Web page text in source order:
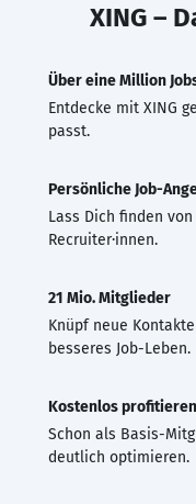
XING –
Über eine Million
Entdecke mit XING
passt.
Persönliche Job-
Lass Dich finden
Recruiter·innen.
21 Mio. Mitglieder
Knüpf neue
besseres Job-Leben.
Kostenlos profitieren
Schon als Basis-
deutlich optimieren.